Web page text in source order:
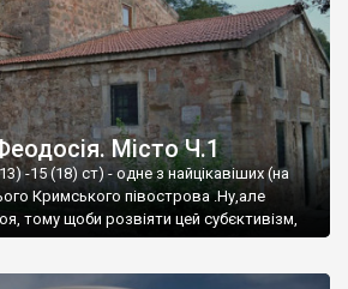
Місто Ч.1
-15 (18) ст) - одне з найцікавіших (на
Кримського півострова .Ну,але
тому щоби розвіяти цей субєктивізм,
це